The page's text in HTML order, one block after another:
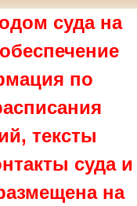
суда на
по
тексты
суда и
на